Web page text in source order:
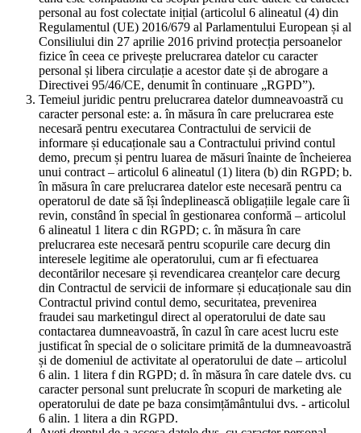
personal au fost colectate inițial (articolul 6 alineatul (4) din
Regulamentul (UE) 2016/679 al Parlamentului European și al
Consiliului din 27 aprilie 2016 privind protecția persoanelor
fizice în ceea ce privește prelucrarea datelor cu caracter
personal și libera circulație a acestor date și de abrogare a
Directivei 95/46/CE, denumit în continuare „RGPD”).
Temeiul juridic pentru prelucrarea datelor dumneavoastră cu
caracter personal este: a. în măsura în care prelucrarea este
necesară pentru executarea Contractului de servicii de
informare și educaționale sau a Contractului privind contul
demo, precum și pentru luarea de măsuri înainte de încheierea
unui contract – articolul 6 alineatul (1) litera (b) din RGPD; b.
în măsura în care prelucrarea datelor este necesară pentru ca
operatorul de date să își îndeplinească obligațiile legale care îi
revin, constând în special în gestionarea conformă – articolul
6 alineatul 1 litera c din RGPD; c. în măsura în care
prelucrarea este necesară pentru scopurile care decurg din
interesele legitime ale operatorului, cum ar fi efectuarea
decontărilor necesare și revendicarea creanțelor care decurg
din Contractul de servicii de informare și educaționale sau din
Contractul privind contul demo, securitatea, prevenirea
fraudei sau marketingul direct al operatorului de date sau
contactarea dumneavoastră, în cazul în care acest lucru este
justificat în special de o solicitare primită de la dumneavoastră
și de domeniul de activitate al operatorului de date – articolul
6 alin. 1 litera f din RGPD; d. în măsura în care datele dvs. cu
caracter personal sunt prelucrate în scopuri de marketing ale
operatorului de date pe baza consimțământului dvs. - articolul
6 alin. 1 litera a din RGPD.